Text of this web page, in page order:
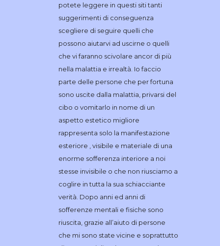
potete leggere in questi siti tanti
suggerimenti di conseguenza
scegliere di seguire quelli che
possono aiutarvi ad uscirne o quelli
che vi faranno scivolare ancor di più
nella malattia e irrealtà. Io faccio
parte delle persone che per fortuna
sono uscite dalla malattia, privarsi del
cibo o vomitarlo in nome di un
aspetto estetico migliore
rappresenta solo la manifestazione
esteriore , visibile e materiale di una
enorme sofferenza interiore a noi
stesse invisibile o che non riusciamo a
coglire in tutta la sua schiacciante
verità. Dopo anni ed anni di
sofferenze mentali e fisiche sono
riuscita, grazie all’aiuto di persone
che mi sono state vicine e soprattutto